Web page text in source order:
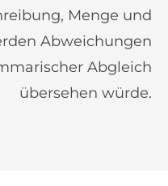
Menge und
Abweichungen
Abgleich
übersehen würde.